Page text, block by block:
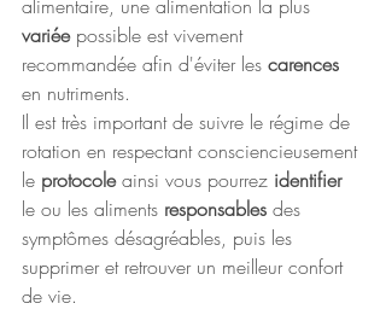
alimentaire, une alimentation la plus
variée possible est vivement
recommandée afin d'éviter les carences
en nutriments.
Il est très important de suivre le régime de
rotation en respectant consciencieusement
le protocole ainsi vous pourrez identifier
le ou les aliments responsables des
symptômes désagréables, puis les
supprimer et retrouver un meilleur confort
de vie.